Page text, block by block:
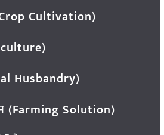
Cultivation)
Husbandry)
(Farming Solution)